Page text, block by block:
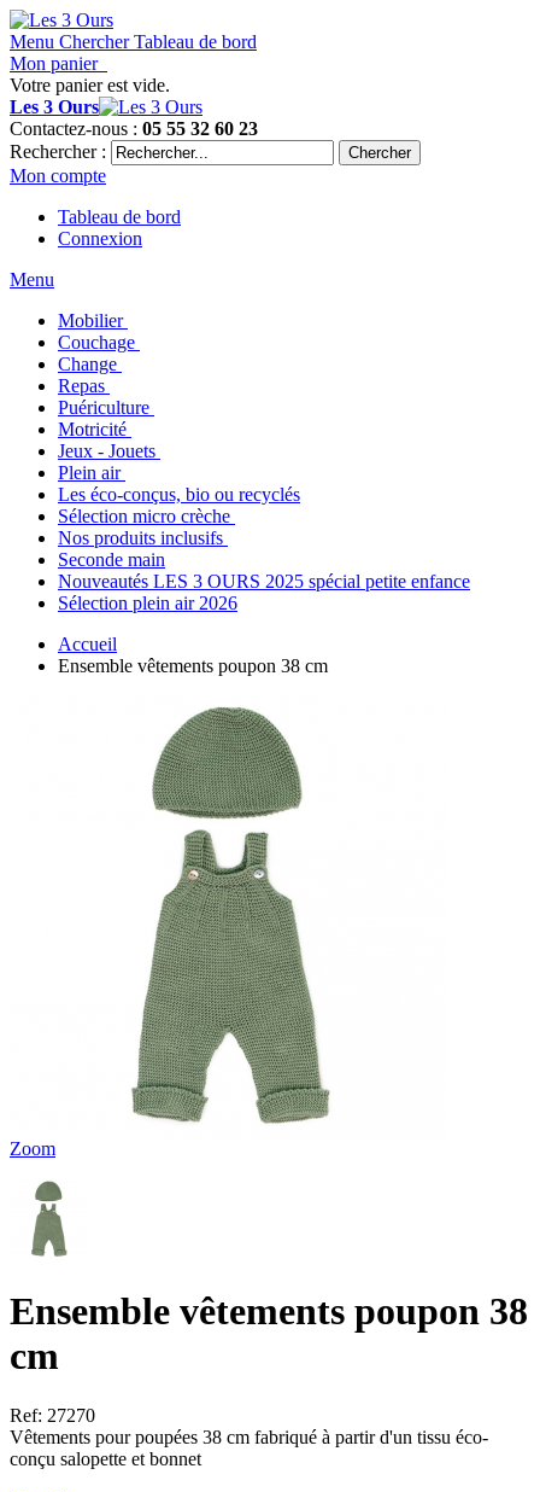
Menu Chercher Tableau de bord
Mon panier
Votre panier est vide.
Les 3 Ours
Contactez-nous : 05 55 32 60 23
Rechercher :
Chercher
Mon compte
Tableau de bord
Connexion
Menu
Mobilier
Couchage
Change
Repas
Puériculture
Motricité
Jeux - Jouets
Plein air
Les éco-conçus, bio ou recyclés
Sélection micro crèche
Nos produits inclusifs
Seconde main
Nouveautés LES 3 OURS 2025 spécial petite enfance
Sélection plein air 2026
Accueil
Ensemble vêtements poupon 38 cm
Zoom
Ensemble vêtements poupon 38
cm
Ref: 27270
Vêtements pour poupées 38 cm fabriqué à partir d'un tissu éco-
conçu salopette et bonnet